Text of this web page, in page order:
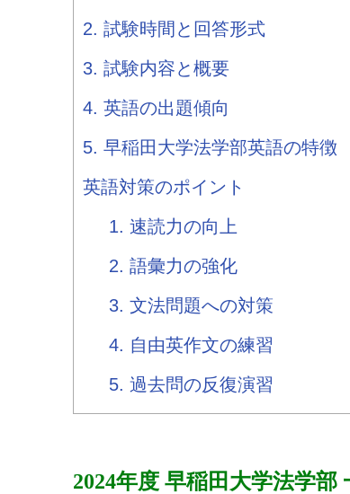
2. 試験時間と回答形式
3. 試験内容と概要
4. 英語の出題傾向
5. 早稲田大学法学部英語の特徴
英語対策のポイント
1. 速読力の向上
2. 語彙力の強化
3. 文法問題への対策
4. 自由英作文の練習
5. 過去問の反復演習
2024年度 早稲田大学法学